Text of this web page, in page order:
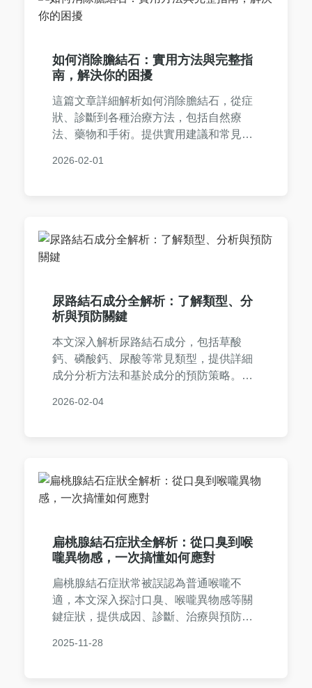
如何消除膽結石：實用方法與完整指
南，解決你的困擾
這篇文章詳細解析如何消除膽結石，從症
狀、診斷到各種治療方法，包括自然療
法、藥物和手術。提供實用建議和常見問
預防復發。內容基於醫學知識和個人經
2026-02-01
尿路結石成分全解析：了解類型、分
析與預防關鍵
本文深入解析尿路結石成分，包括草酸
鈣、磷酸鈣、尿酸等常見類型，提供詳細
成分分析方法和基於成分的預防策略。從
石成因，並分享實用問答，解決您對尿路
2026-02-04
扁桃腺結石症狀全解析：從口臭到喉
嚨異物感，一次搞懂如何應對
扁桃腺結石症狀常被誤認為普通喉嚨不
適，本文深入探討口臭、喉嚨異物感等關
鍵症狀，提供成因、診斷、治療與預防的
解決問題。
2025-11-28